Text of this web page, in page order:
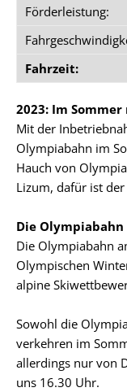
Förderleistung:
Fahrzeit:
2023: Im
Mit der
Olympiabahn im
Hauch von
Lizum, dafür ist
Die Olympiabahn
Die Olympiabahn
Olympischen
alpine
Sowohl die
verkehren im
allerdings nur von
uns 16.30 Uhr.